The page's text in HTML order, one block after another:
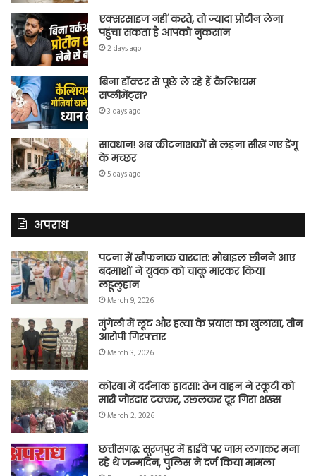
एक्सरसाइज नहीं करते, तो ज्यादा प्रोटीन लेना
पहुंचा सकता है आपको नुकसान
2 days ago
बिना डॉक्टर से पूछे ले रहे हैं कैल्शियम
सप्लीमेंट्स?
3 days ago
सावधान! अब कीटनाशकों से लड़ना सीख गए डेंगू
के मच्छर
5 days ago
अपराध
पटना में खौफनाक वारदात: मोबाइल छीनने आए
बदमाशों ने युवक को चाकू मारकर किया
लहूलुहान
March 9, 2026
मुंगेली में लूट और हत्या के प्रयास का खुलासा, तीन
आरोपी गिरफ्तार
March 3, 2026
कोरबा में दर्दनाक हादसा: तेज वाहन ने स्कूटी को
मारी जोरदार टक्कर, उछलकर दूर गिरा शख्स
March 2, 2026
छत्तीसगढ़: सूरजपुर में हाईवे पर जाम लगाकर मना
रहे थे जन्मदिन, पुलिस ने दर्ज किया मामला